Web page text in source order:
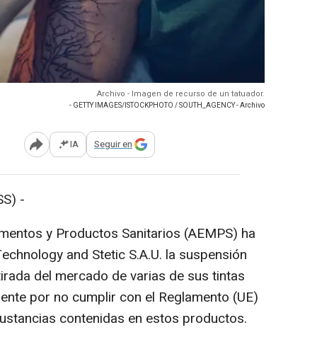
Archivo - Imagen de recurso de un tatuador.
- GETTY IMAGES/ISTOCKPHOTO / SOUTH_AGENCY - Archivo
Abrir opciones para compartir
IA Seguir en
-
y Productos Sanitarios (AEMPS) ha
and Stetic S.A.U. la suspensión
del mercado de varias de sus tintas
por no cumplir con el Reglamento (UE)
contenidas en estos productos.